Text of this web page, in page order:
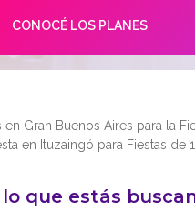
CONOCÉ LOS PLANES
en Gran Buenos Aires para la
en Ituzaingó para Fiestas de
lo que estás